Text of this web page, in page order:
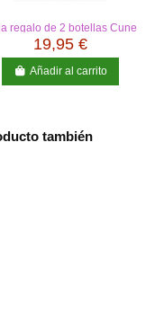
regalo de 2 botellas Cune
Crianza
19,95 €
Añadir al carrito
también